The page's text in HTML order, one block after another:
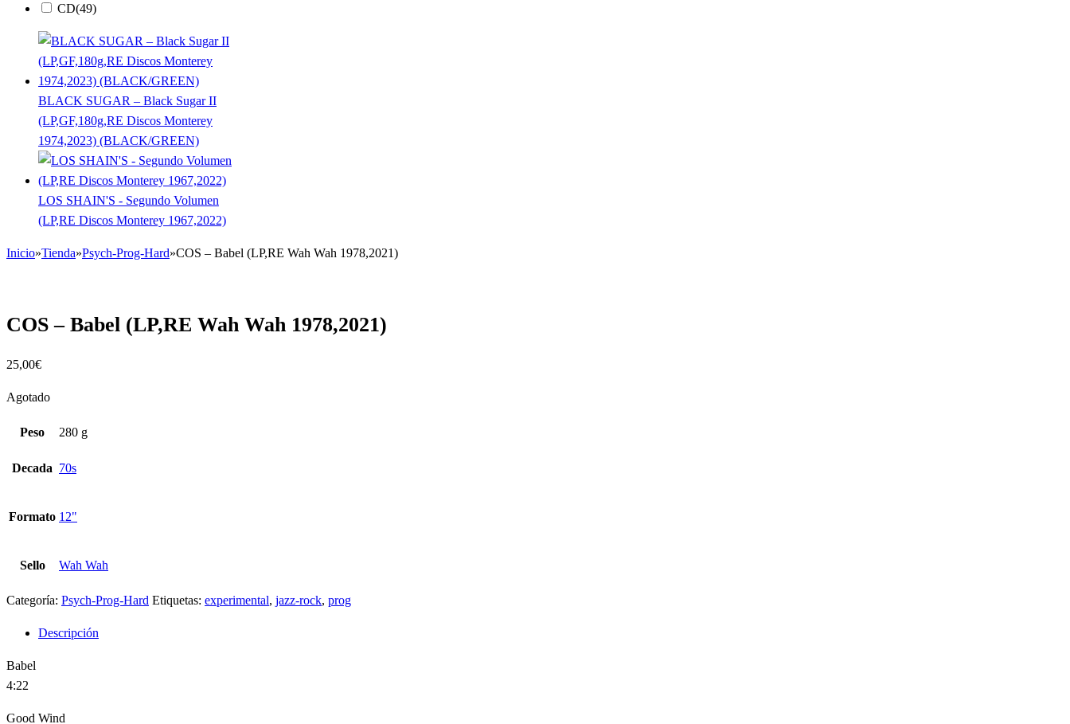
CD(49)
BLACK SUGAR – Black Sugar II
(LP,GF,180g,RE Discos Monterey
1974,2023) (BLACK/GREEN)
LOS SHAIN'S - Segundo Volumen
(LP,RE Discos Monterey 1967,2022)
Inicio»Tienda»Psych-Prog-Hard»COS – Babel (LP,RE Wah Wah 1978,2021)
COS – Babel (LP,RE Wah Wah 1978,2021)
25,00€
Agotado
Peso 280 g
Decada 70s
Formato 12"
Sello Wah Wah
Categoría: Psych-Prog-Hard Etiquetas: experimental, jazz-rock, prog
Descripción
Babel
4:22
Good Wind